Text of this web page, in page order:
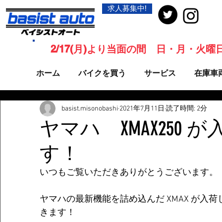
求人募集中!
ホーム バイクを買う サービス 在庫車
2/17(月)より当面の間 日・月・火曜
ヤマハ XMAX250 が
す！
basist.misonobashi 2021年7月11日 読了時間: 2分
いつもご覧いただきありがとうございます。
ヤマハの最新機能を詰め込んだ XMAX が入
きます！